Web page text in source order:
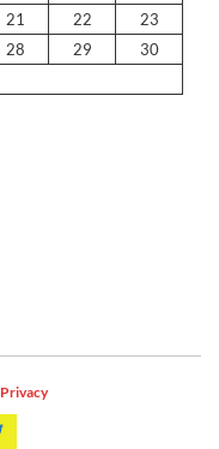
21 22
23
28 29
30
Privacy